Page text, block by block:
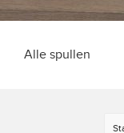
Alle spullen